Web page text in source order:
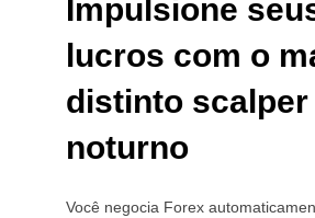
Impulsione
lucros com o
distinto scalper
noturno
Você negocia Forex